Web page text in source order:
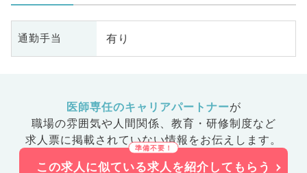
通勤手当 有り
医師専任のキャリアパートナーが
職場の雰囲気や人間関係、 教育・研修制度など
求人票に掲載されていない情報をお伝えします。
この求人に似ている求人を紹介してもらう